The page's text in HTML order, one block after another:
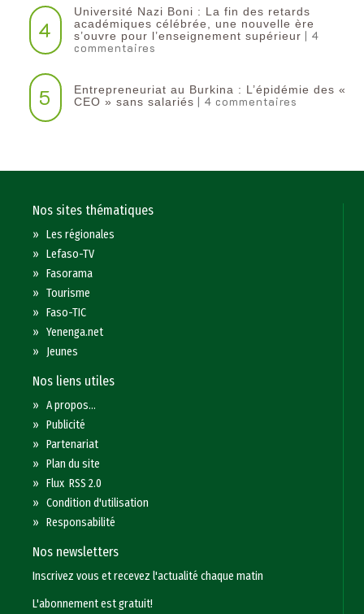
4
Université Nazi Boni : La fin des retards
académiques célébrée, une nouvelle ère
s’ouvre pour l’enseignement supérieur | 4
commentaires
5
Entrepreneuriat au Burkina : L’épidémie des «
CEO » sans salariés | 4 commentaires
Nos sites thématiques
»Les régionales
»Lefaso-TV
»Fasorama
»Tourisme
»Faso-TIC
»Yenenga.net
» Jeunes
Nos liens utiles
»A propos...
»Publicité
»Partenariat
»Plan du site
»Flux RSS 2.0
»Condition d'utilisation
»Responsabilité
Nos newsletters
Inscrivez vous et recevez l'actualité chaque matin
L'abonnement est gratuit!